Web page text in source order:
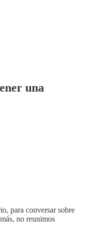
una
para conversar sobre
no reunimos